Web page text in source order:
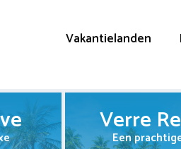
Vakantielanden
Verre
Een